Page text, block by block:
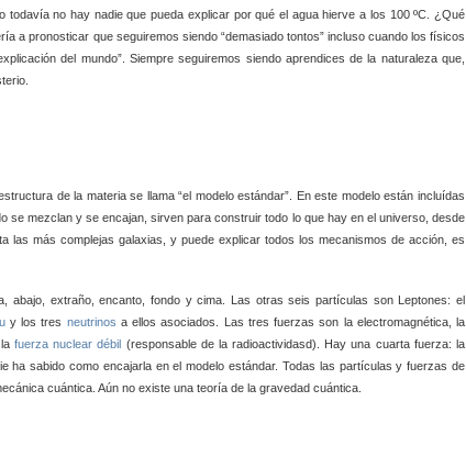
no hay nadie que pueda explicar por qué el agua hierve a los 100 ºC. ¿Qué
a pronosticar que seguiremos siendo “demasiado tontos” incluso cuando los físicos
del mundo”. Siempre seguiremos siendo aprendices de la naturaleza que,
de la materia se llama “el modelo estándar”. En este modelo están incluídas
se mezclan y se encajan, sirven para construir todo lo que hay en el universo, desde
las más complejas galaxias, y puede explicar todos los mecanismos de acción, es
abajo, extraño, encanto, fondo y cima. Las otras seis partículas son Leptones: el
y los tres neutrinos a ellos asociados. Las tres fuerzas son la electromagnética, la
lafuerza nuclear débil (responsable de la radioactividasd). Hay una cuarta fuerza: la
ha sabido como encajarla en el modelo estándar. Todas las partículas y fuerzas de
cuántica. Aún no existe una teoría de la gravedad cuántica.